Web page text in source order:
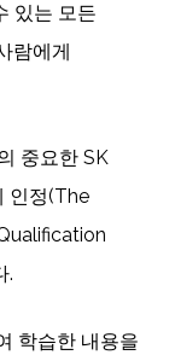
있는 모든
람에게
중요한 SK
인정(The
.
학습한 내용을